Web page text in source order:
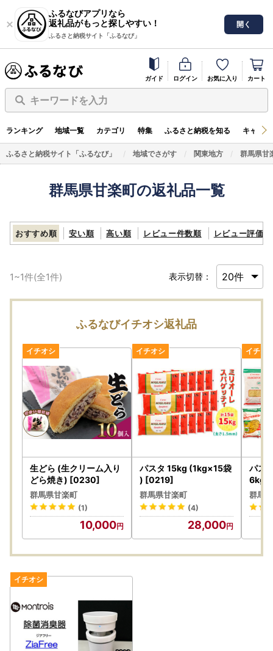
ふるなびアプリなら
返礼品がもっと探しやすい！
ふるさと納税サイト「ふるなび」
開く
ガイド ログイン お気に入り カート
キーワードを入力
ランキング 地域一覧 カテゴリ 特集 ふるさと納税を知る キャン
ふるさと納税サイト「ふるなび」 地域でさがす 関東地方 群馬県甘
群馬県甘楽町の返礼品一覧
おすすめ順 安い順 高い順 レビュー件数順 レビュー評価順
1~1件(全1件) 表示切替：
ふるなびイチオシ返礼品
生どら (生クリーム入り
どら焼き) [0230]
群馬県甘楽町
(1)
10,000
パスタ 15kg (1kg×15袋
) [0219]
群馬県甘楽町
(4)
28,000
パス
6kg (
2袋
)
群馬